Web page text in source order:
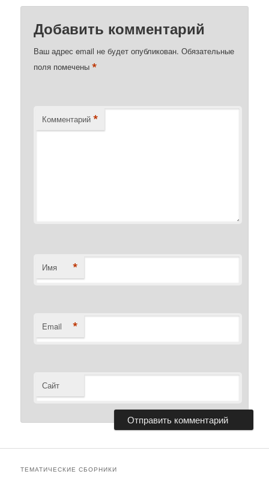
Добавить комментарий
Ваш адрес email не будет опубликован. Обязательные
поля помечены*
Комментарий *
Имя *
Email *
Сайт
ТЕМАТИЧЕСКИЕ СБОРНИКИ